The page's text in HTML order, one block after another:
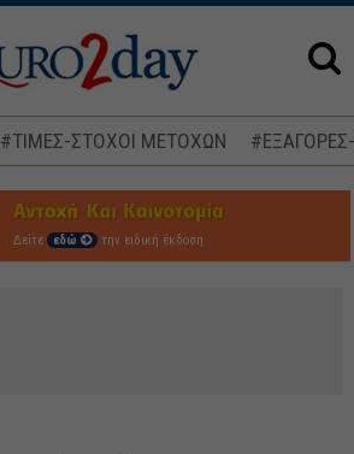
#ΤΙΜΕΣ-ΣΤΟΧΟΙ ΜΕΤΟΧΩΝ
Δείτε εδώ την ειδική έκδοση